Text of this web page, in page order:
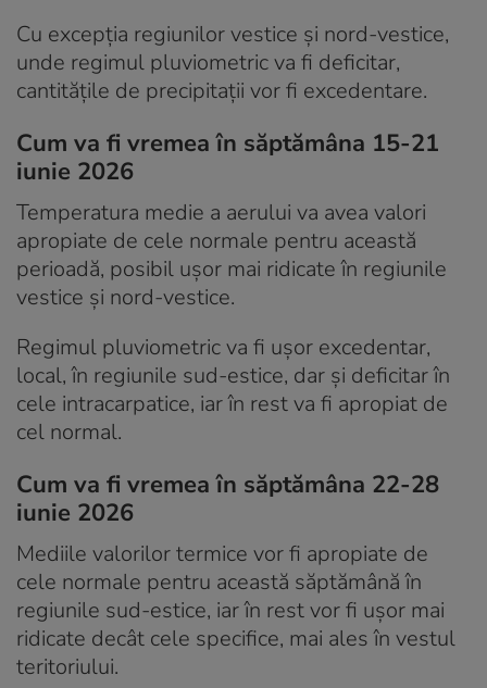
Cu excepția regiunilor vestice și nord-vestice,
unde regimul pluviometric va fi deficitar,
cantitățile de precipitații vor fi excedentare.
Cum va fi vremea în săptămâna 15-21
iunie 2026
Temperatura medie a aerului va avea valori
apropiate de cele normale pentru această
perioadă, posibil ușor mai ridicate în regiunile
vestice și nord-vestice.
Regimul pluviometric va fi ușor excedentar,
local, în regiunile sud-estice, dar și deficitar în
cele intracarpatice, iar în rest va fi apropiat de
cel normal.
Cum va fi vremea în săptămâna 22-28
iunie 2026
Mediile valorilor termice vor fi apropiate de
cele normale pentru această săptămână în
regiunile sud-estice, iar în rest vor fi ușor mai
ridicate decât cele specifice, mai ales în vestul
teritoriului.